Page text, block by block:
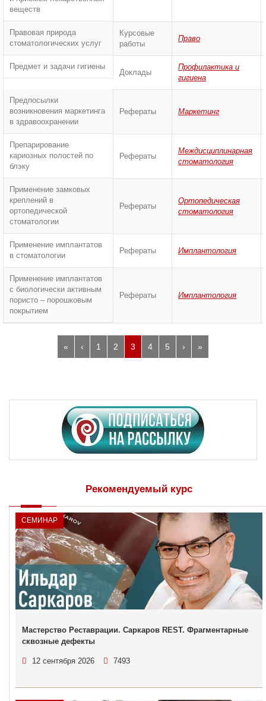
веществ
Правовая природа
стоматологических услуг
Курсовые
работы
Право
Предмет и задачи гигиены
Доклады
Профилактика и
гигиена
Предпосылки
возникновения маркетинга
в здравоохранении
Рефераты Маркетинг
Препарирование
кариозных полостей по
блэку
Рефераты
Междисциплинарная
стоматология
Применение замковых
креплений в
ортопедической
стоматологии
Рефераты
Ортопедическая
стоматология
Применение имплантатов
в стоматологии
Рефераты Имплантология
Применение имплантатов
с биологически активным
пористо – порошковым
покрытием
Рефераты Имплантология
« ‹ 1 2 3 4 5 › »
Рекомендуемый курс
СЕМИНАР
Мастерство Реставрации. Саркаров REST. Фрагментарные
сквозные дефекты
12 сентября 2026 7493